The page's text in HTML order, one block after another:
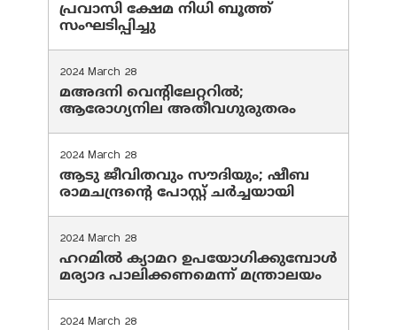
പ്രവാസി ക്ഷേമ നിധി ബൂത്ത്
സംഘടിപ്പിച്ചു
2024 March 28
മഅദനി വെന്റിലേറ്ററിൽ;
ആരോഗ്യനില അതീവഗുരുതരം
2024 March 28
ആടു ജീവിതവും സൗദിയും; ഷീബ
രാമചന്ദ്രന്റെ പോസ്റ്റ് ചര്‍ച്ചയായി
2024 March 28
ഹറമില്‍ ക്യാമറ ഉപയോഗിക്കുമ്പോള്‍
മര്യാദ പാലിക്കണമെന്ന് മന്ത്രാലയം
2024 March 28